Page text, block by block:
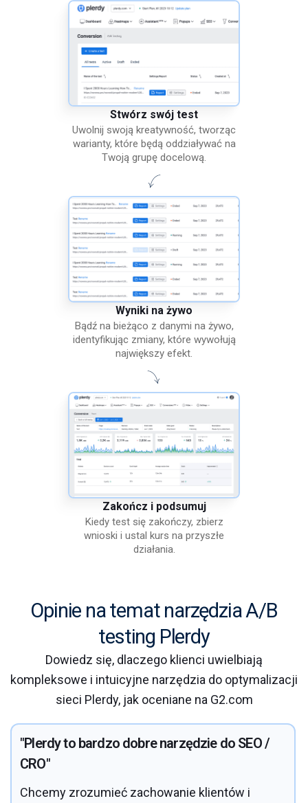
Stwórz swój test
Uwolnij swoją kreatywność, tworząc
warianty, które będą oddziaływać na
Twoją grupę docelową.
Wyniki na żywo
Bądź na bieżąco z danymi na żywo,
identyfikując zmiany, które wywołują
największy efekt.
Zakończ i podsumuj
Kiedy test się zakończy, zbierz
wnioski i ustal kurs na przyszłe
działania.
Opinie na temat narzędzia A/B
testing Plerdy
Dowiedz się, dlaczego klienci uwielbiają
kompleksowe i intuicyjne narzędzia do optymalizacji
sieci Plerdy, jak oceniane na G2.com
"Plerdy to bardzo dobre narzędzie do SEO /
CRO"
Chcemy zrozumieć zachowanie klientów i